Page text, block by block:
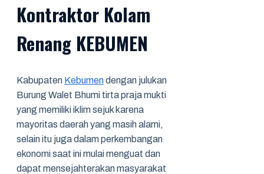
Kontraktor Kolam
Renang KEBUMEN
Kabupaten Kebumendengan julukan
Burung Walet Bhumi tirta praja mukti
yang memiliki iklim sejuk karena
mayoritas daerah yang masih alami,
selain itu juga dalam perkembangan
ekonomi saat ini mulai menguat dan
dapat mensejahterakan masyarakat